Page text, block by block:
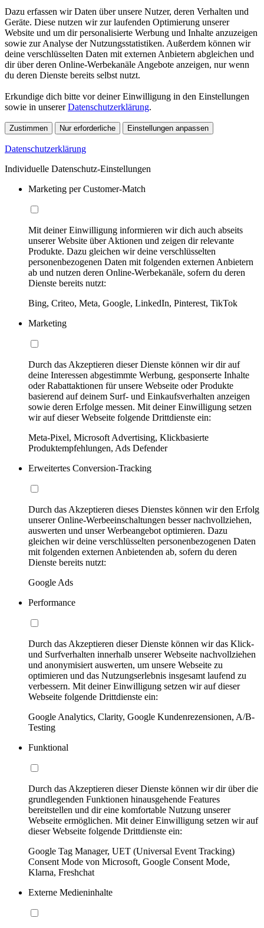
Dazu erfassen wir Daten über unsere Nutzer, deren Verhalten und
Geräte. Diese nutzen wir zur laufenden Optimierung unserer
Website und um dir personalisierte Werbung und Inhalte anzuzeigen
sowie zur Analyse der Nutzungsstatistiken. Außerdem können wir
deine verschlüsselten Daten mit externen Anbietern abgleichen und
dir über deren Online-Werbekanäle Angebote anzeigen, nur wenn
du deren Dienste bereits selbst nutzt.
Erkundige dich bitte vor deiner Einwilligung in den Einstellungen
sowie in unsererDatenschutzerklärung.
Zustimmen Nur erforderliche Einstellungen anpassen
Datenschutzerklärung
Individuelle Datenschutz-Einstellungen
Marketing per Customer-Match
Mit deiner Einwilligung informieren wir dich auch abseits
unserer Website über Aktionen und zeigen dir relevante
Produkte. Dazu gleichen wir deine verschlüsselten
personenbezogenen Daten mit folgenden externen Anbietern
ab und nutzen deren Online-Werbekanäle, sofern du deren
Dienste bereits nutzt:
Bing, Criteo, Meta, Google, LinkedIn, Pinterest, TikTok
Marketing
Durch das Akzeptieren dieser Dienste können wir dir auf
deine Interessen abgestimmte Werbung, gesponserte Inhalte
oder Rabattaktionen für unsere Webseite oder Produkte
basierend auf deinem Surf- und Einkaufsverhalten anzeigen
sowie deren Erfolge messen. Mit deiner Einwilligung setzen
wir auf dieser Webseite folgende Drittdienste ein:
Meta-Pixel, Microsoft Advertising, Klickbasierte
Produktempfehlungen, Ads Defender
Erweitertes Conversion-Tracking
Durch das Akzeptieren dieses Dienstes können wir den Erfolg
unserer Online-Werbeeinschaltungen besser nachvollziehen,
auswerten und unser Werbeangebot optimieren. Dazu
gleichen wir deine verschlüsselten personenbezogenen Daten
mit folgenden externen Anbietenden ab, sofern du deren
Dienste bereits nutzt:
Google Ads
Performance
Durch das Akzeptieren dieser Dienste können wir das Klick-
und Surfverhalten innerhalb unserer Webseite nachvollziehen
und anonymisiert auswerten, um unsere Webseite zu
optimieren und das Nutzungserlebnis insgesamt laufend zu
verbessern. Mit deiner Einwilligung setzen wir auf dieser
Webseite folgende Drittdienste ein:
Google Analytics, Clarity, Google Kundenrezensionen, A/B-
Testing
Funktional
Durch das Akzeptieren dieser Dienste können wir dir über die
grundlegenden Funktionen hinausgehende Features
bereitstellen und dir eine komfortable Nutzung unserer
Webseite ermöglichen. Mit deiner Einwilligung setzen wir auf
dieser Webseite folgende Drittdienste ein:
Google Tag Manager, UET (Universal Event Tracking)
Consent Mode von Microsoft, Google Consent Mode,
Klarna, Freshchat
Externe Medieninhalte